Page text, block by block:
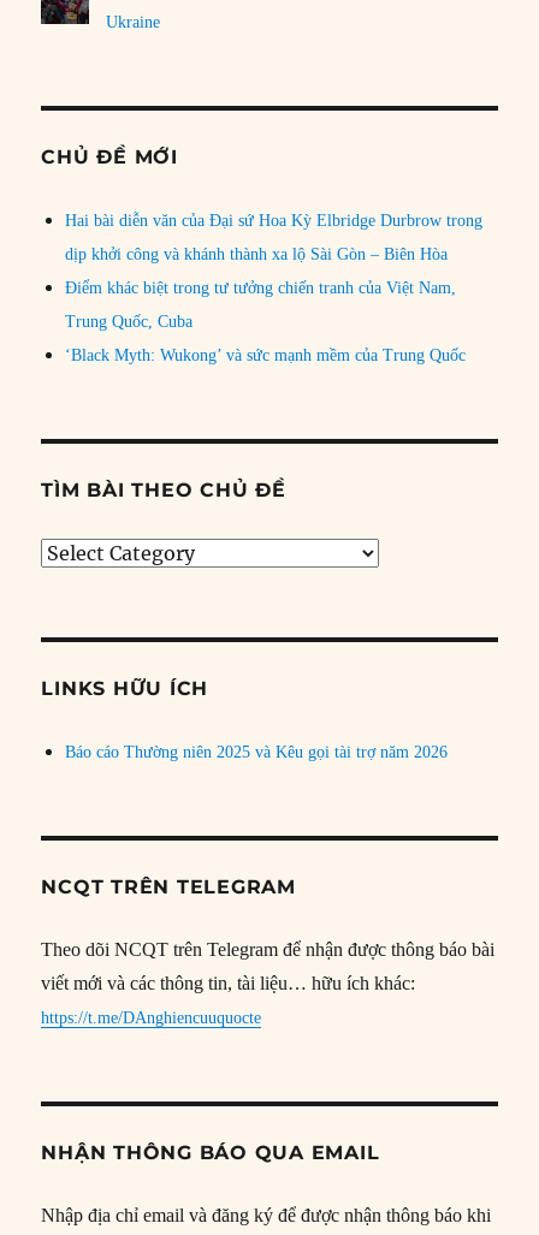
Ukraine
CHỦ ĐỀ MỚI
Hai bài diễn văn của Đại sứ Hoa Kỳ Elbridge Durbrow trong
dịp khởi công và khánh thành xa lộ Sài Gòn – Biên Hòa
Điểm khác biệt trong tư tưởng chiến tranh của Việt Nam,
Trung Quốc, Cuba
‘Black Myth: Wukong’ và sức mạnh mềm của Trung Quốc
TÌM BÀI THEO CHỦ ĐỀ
Tìm
đề
LINKS HỮU ÍCH
Báo cáo Thường niên 2025 và Kêu gọi tài trợ năm 2026
NCQT TRÊN TELEGRAM
Theo dõi NCQT trên Telegram để nhận được thông báo bài
viết mới và các thông tin, tài liệu… hữu ích khác:
https://t.me/DAnghiencuuquocte
NHẬN THÔNG BÁO QUA EMAIL
Nhập địa chỉ email và đăng ký để được nhận thông báo khi